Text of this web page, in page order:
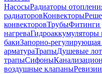
НасосыРадиаторы
радиаторовКонвекторы
конвекторовТрубыФитинги
нагреваГидроаккумуляторы
бакиЗапорно-регулирующая
арматураТрапыДушевые
трапыСифоны
воздушные клапаны